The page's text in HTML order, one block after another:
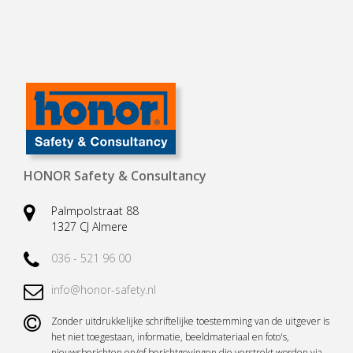
HONOR Safety & Consultancy
Palmpolstraat 88
1327 CJ Almere
036 - 521 96 00
info@honor-safety.nl
Zonder uitdrukkelijke schriftelijke toestemming van de uitgever is
het niet toegestaan, informatie, beeldmateriaal en foto's,